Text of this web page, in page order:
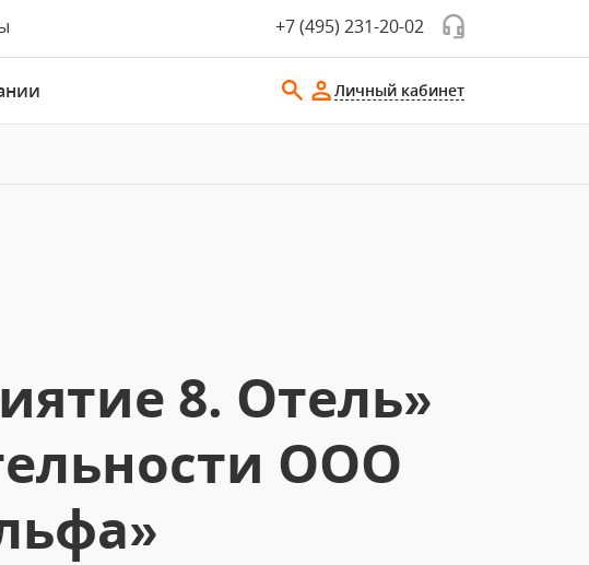
+7 (495) 231-20-02
Личный кабинет
8. Отель»
ООО